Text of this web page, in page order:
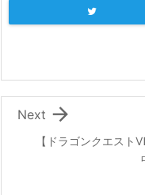
【ドラゴンクエス

Next